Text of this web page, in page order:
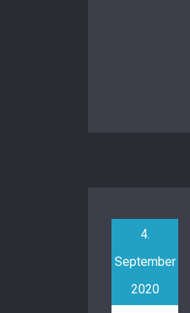
4.
September
2020